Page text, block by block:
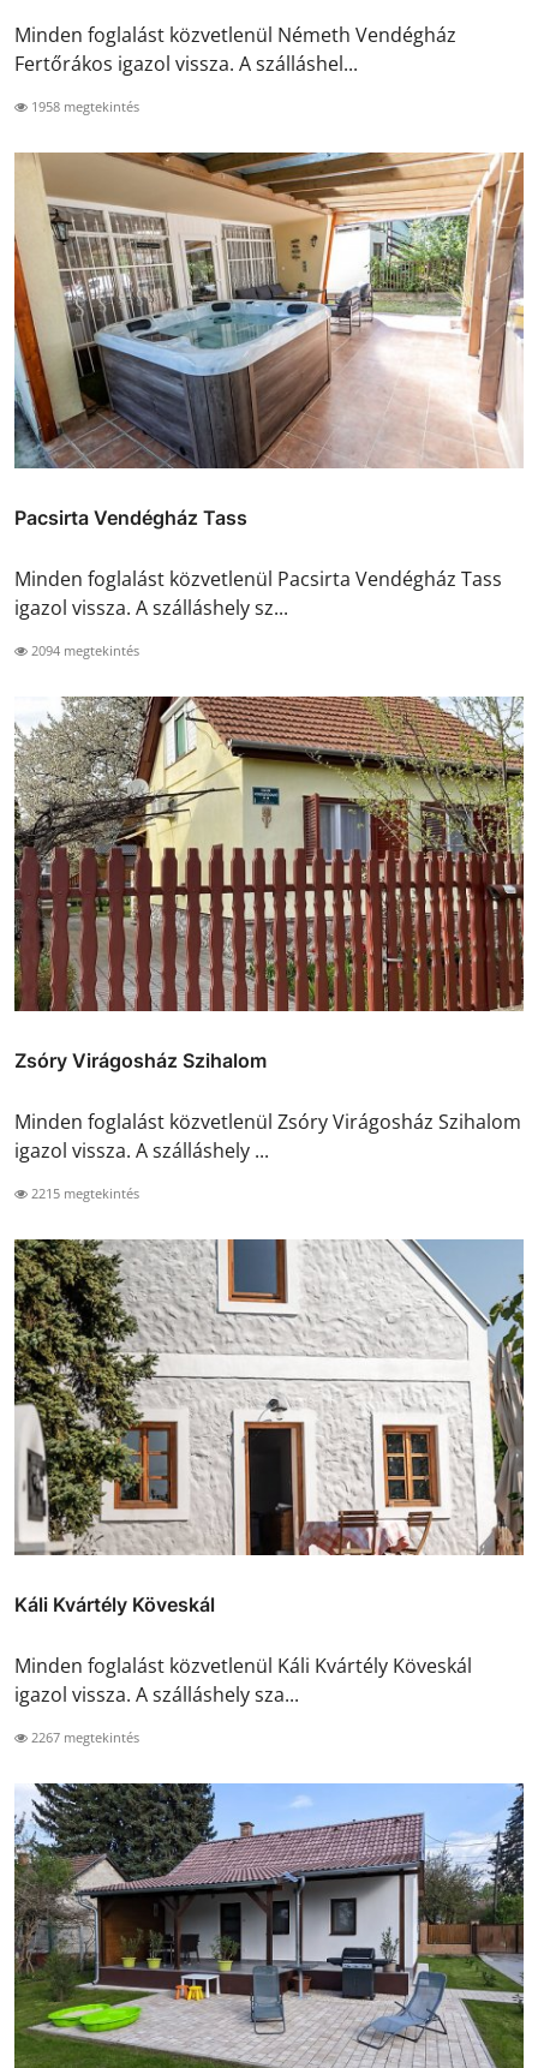
Minden foglalást közvetlenül Németh Vendégház
Fertőrákos igazol vissza. A szálláshel...
1958 megtekintés
Pacsirta Vendégház Tass
Minden foglalást közvetlenül Pacsirta Vendégház Tass
igazol vissza. A szálláshely sz...
2094 megtekintés
Zsóry Virágosház Szihalom
Minden foglalást közvetlenül Zsóry Virágosház Szihalom
igazol vissza. A szálláshely ...
2215 megtekintés
Káli Kvártély Köveskál
Minden foglalást közvetlenül Káli Kvártély Köveskál
igazol vissza. A szálláshely sza...
2267 megtekintés